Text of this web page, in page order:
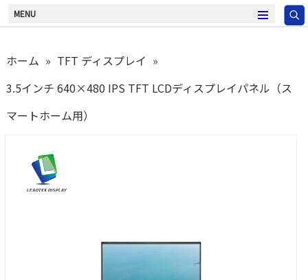
MENU
ホーム » TFT ディスプレイ »
3.5インチ 640×480 IPS TFT LCDディスプレイパネル（ス
マートホーム用）